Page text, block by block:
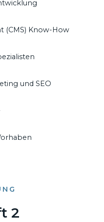
(CMS) Know-How
und SEO
2